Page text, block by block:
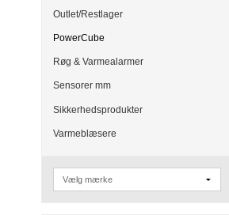
Outlet/Restlager
PowerCube
Røg & Varmealarmer
Sensorer mm
Sikkerhedsprodukter
Varmeblæsere